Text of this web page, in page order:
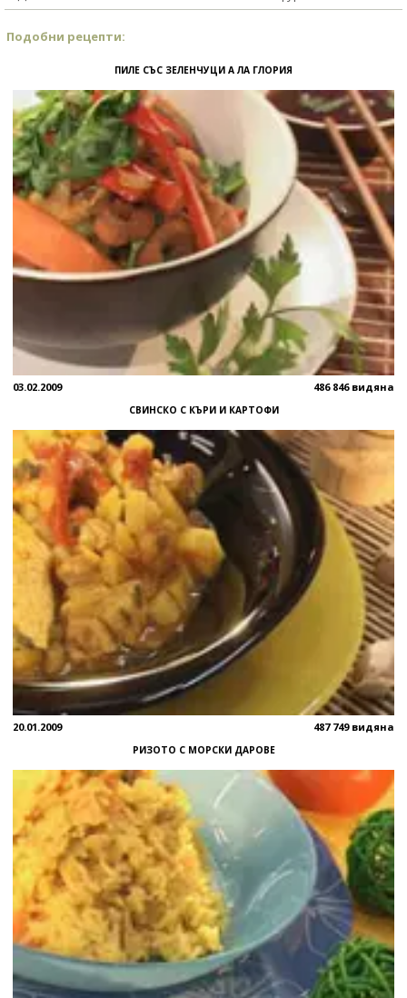
Подобни рецепти:
ПИЛЕ СЪС ЗЕЛЕНЧУЦИ А ЛА ГЛОРИЯ
03.02.2009 486 846 видяна
СВИНСКО С КЪРИ И КАРТОФИ
20.01.2009 487 749 видяна
РИЗОТО С МОРСКИ ДАРОВЕ